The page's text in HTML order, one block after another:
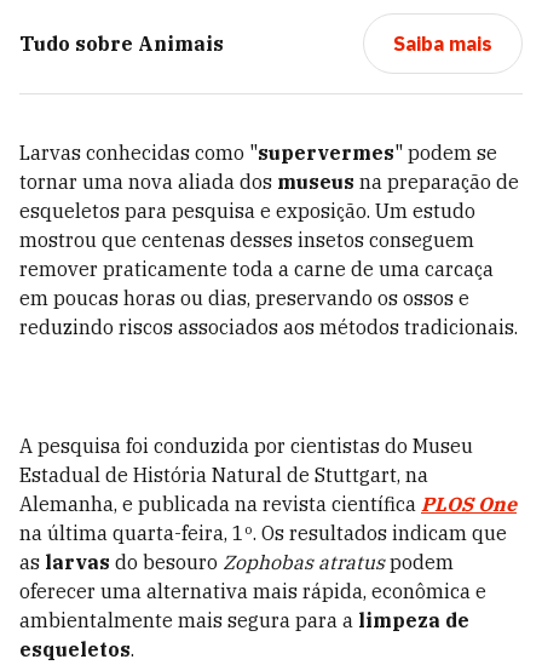
Tudo sobre Animais Saiba mais
Larvas conhecidas como "supervermes" podem se
tornar uma nova aliada dos museus na preparação de
esqueletos para pesquisa e exposição. Um estudo
mostrou que centenas desses insetos conseguem
remover praticamente toda a carne de uma carcaça
em poucas horas ou dias, preservando os ossos e
reduzindo riscos associados aos métodos tradicionais.
A pesquisa foi conduzida por cientistas do Museu
Estadual de História Natural de Stuttgart, na
Alemanha, e publicada na revista científica PLOS One
na última quarta-feira, 1º. Os resultados indicam que
as larvas do besouro Zophobas atratuspodem
oferecer uma alternativa mais rápida, econômica e
ambientalmente mais segura para a limpeza de
esqueletos.